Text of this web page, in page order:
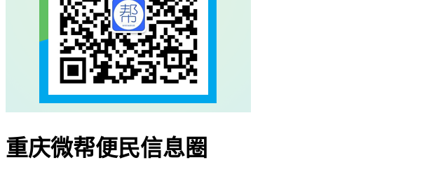
重庆微帮便民信息圈